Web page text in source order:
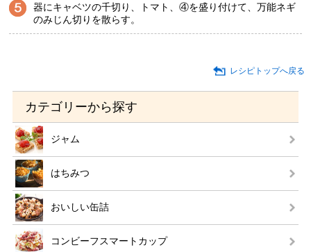
器にキャベツの千切り、トマト、④を盛り付けて、万能ネギ
のみじん切りを散らす。
レシピトップへ戻る
カテゴリーから探す
ジャム
はちみつ
おいしい缶詰
コンビーフスマートカップ